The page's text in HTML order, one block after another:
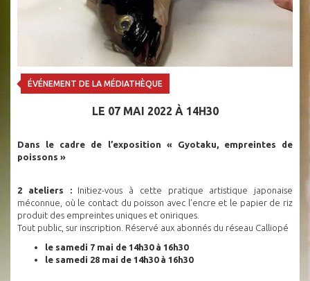
ÉVÉNEMENT DE LA MÉDIATHÈQUE
LE 07 MAI 2022 À 14H30
Dans le cadre de l’exposition « Gyotaku, empreintes de
poissons »
2 ateliers :Initiez-vous à cette pratique artistique japonaise
méconnue, où le contact du poisson avec l’encre et le papier de riz
produit des empreintes uniques et oniriques.
Tout public, sur inscription. Réservé aux abonnés du réseau Calliopé
le samedi 7 mai de 14h30 à 16h30
le samedi 28 mai de 14h30 à 16h30